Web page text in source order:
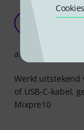
USB C-
Werkt uitstekend
of USB-C-kabel,
Mixpre10
afwerking